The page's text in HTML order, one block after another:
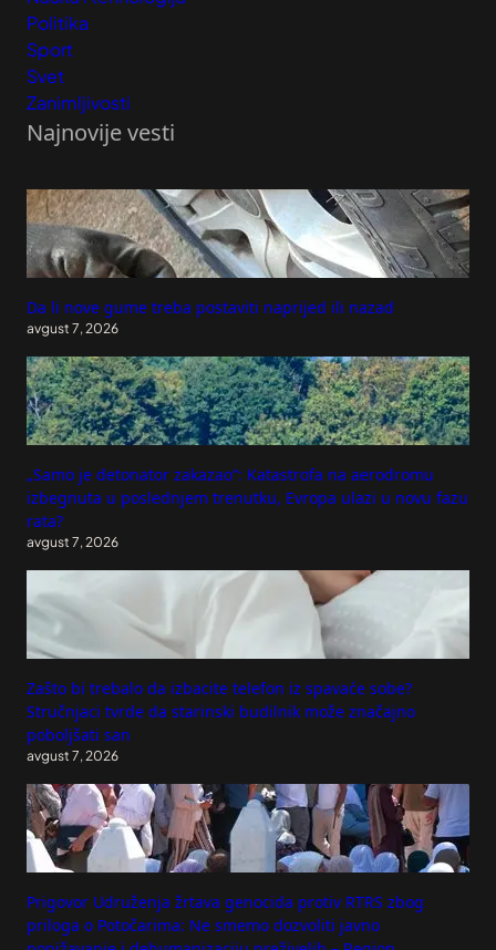
Politika
Sport
Svet
Zanimljivosti
Najnovije vesti
Da li nove gume treba postaviti naprijed ili nazad
avgust 7, 2026
„Samo je detonator zakazao“: Katastrofa na aerodromu
izbegnuta u poslednjem trenutku, Evropa ulazi u novu fazu
rata?
avgust 7, 2026
Zašto bi trebalo da izbacite telefon iz spavaće sobe?
Stručnjaci tvrde da starinski budilnik može značajno
poboljšati san
avgust 7, 2026
Prigovor Udruženja žrtava genocida protiv RTRS zbog
priloga o Potočarima: Ne smemo dozvoliti javno